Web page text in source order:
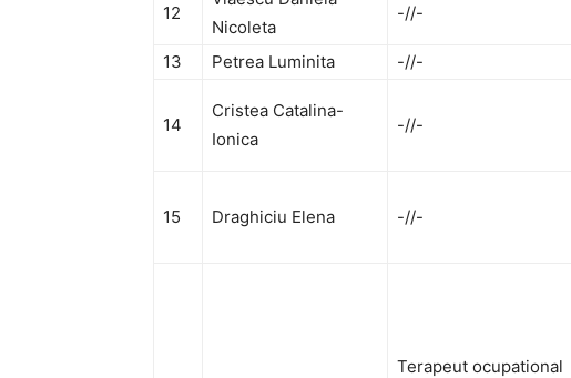
12
Nicoleta
-//-
13 Petrea Luminita -//-
14
Cristea Catalina-
Ionica
-//-
15 Draghiciu Elena -//-
Terapeut ocupational